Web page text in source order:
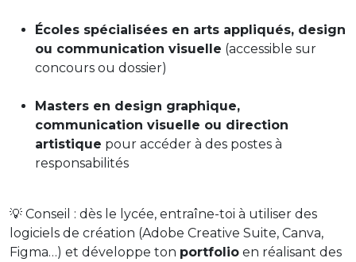
Écoles spécialisées en arts appliqués, design
ou communication visuelle (accessible sur
concours ou dossier)
Masters en design graphique,
communication visuelle ou direction
artistique pour accéder à des postes à
responsabilités
💡 Conseil : dès le lycée, entraîne-toi à utiliser des
logiciels de création (Adobe Creative Suite, Canva,
Figma…) et développe ton portfolio en réalisant des